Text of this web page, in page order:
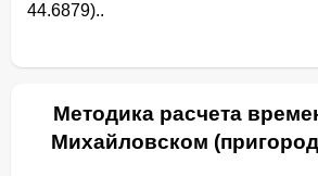
44.6879)..
Методика расчета
Михайловском